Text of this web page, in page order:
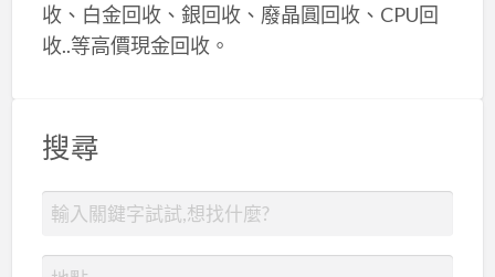
收、白金回收、銀回收、廢晶圓回收、CPU回
收..等高價現金回收。
搜尋